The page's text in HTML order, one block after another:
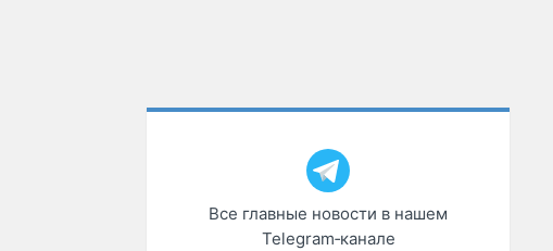
Все главные новости в нашем
Telegram‑канале